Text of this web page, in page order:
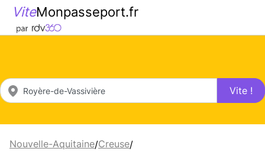
ViteMonpasseport.fr
Vite !
Nouvelle-Aquitaine/Creuse/